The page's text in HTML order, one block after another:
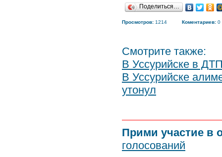
Поделиться…
Просмотров: 1214 Коментариев: 0
Смотрите также:
В Уссурийске в
В Уссурийске
утонул
Прими участие в
голосований